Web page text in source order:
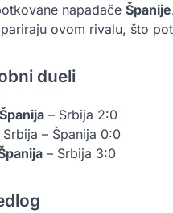
napadače Španije
ovom rivalu, što
dueli
Španija – Srbija 2:0
– Španija 0:0
– Srbija 3:0